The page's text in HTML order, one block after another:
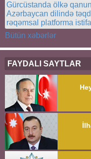
Gürcüstanda ölkə
Azərbaycan dilində
rəqəmsal platforma
Bütün xəbərlər
FAYDALI SAYTLAR